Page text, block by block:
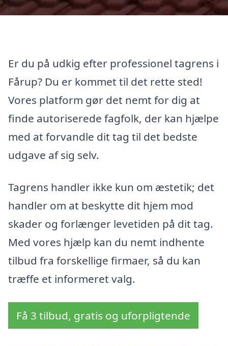
Er du på udkig efter professionel tagrens i
Fårup? Du er kommet til det rette sted!
Vores platform gør det nemt for dig at
finde autoriserede fagfolk, der kan hjælpe
med at forvandle dit tag til det bedste
udgave af sig selv.
Tagrens handler ikke kun om æstetik; det
handler om at beskytte dit hjem mod
skader og forlænger levetiden på dit tag.
Med vores hjælp kan du nemt indhente
tilbud fra forskellige firmaer, så du kan
træffe et informeret valg.
Få 3 tilbud, gratis og uforpligtende